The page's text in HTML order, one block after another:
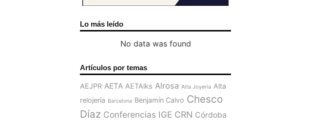
Lo más leído
No data was found
Artículos por temas
AEJPR AETA AETAlks Alrosa Alta Joyería Alta
relojería Barcelona Benjamín Calvo Chesco
Díaz Conferencias IGE CRN Córdoba